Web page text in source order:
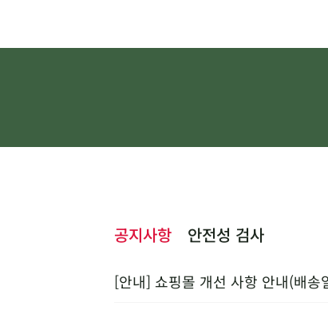
공지사항 안전성 검사
[안내] 쇼핑몰 개선 사항 안내(배송